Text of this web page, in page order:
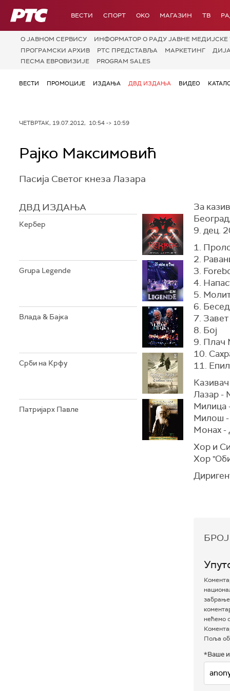
РТС ВЕСТИ СПОРТ OKO МАГАЗИН ТВ
О JАВНОМ СЕРВИСУ ИНФОРМАТОР О РАДУ ЈАВНЕ МЕДИЈСКЕ
ПРОГРАМСКИ АРХИВ
РТС ПРЕДСТАВЉА МАРКЕТИНГ
ПЕСМА ЕВРОВИЗИЈЕ
PROGRAM SALES
ВЕСТИ ПРОМОЦИЈЕ ИЗДАЊА ДВД ИЗДАЊА ВИДЕО
ЧЕТВРТАК, 19.07.2012, 10:54 -> 10:59
Рајко Максимовић
Пасија Светог кнеза Лазара
ДВД ИЗДАЊА
Кербер
Grupa Legende
Влада & Бајка
Срби на Крфу
Патријарх Павле
За
9. дец.
1.
2.
3.
4.
5.
6.
7.
8. Бој
9. Плач
10.
11.
Лазар -
Милица
Милош -
Moнах -
Хор и
Хор
нећемо
Поља
*Ваше